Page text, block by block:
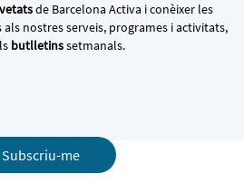
de Barcelona Activa i conèixer les
als nostres serveis, programes i activitats,
butlletinssetmanals.
Subscriu-me